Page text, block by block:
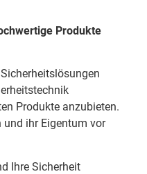
Produkte
Produkte anzubieten.
und ihr Eigentum vor
Ihre Sicherheit